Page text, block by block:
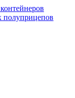
полуприцепов